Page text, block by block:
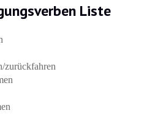
Liste
zurückfahren